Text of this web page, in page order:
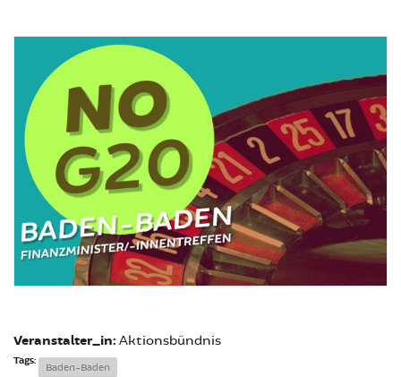
Veranstalter_in: Aktionsbündnis
Tags:
Baden-Baden